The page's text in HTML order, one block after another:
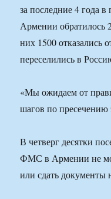
за последние 4 года
Армении обратилось
них 1500 отказались
переселились в
«Мы ожидаем от
шагов по
В четверг десятки
ФМС в Армении не
или сдать документы